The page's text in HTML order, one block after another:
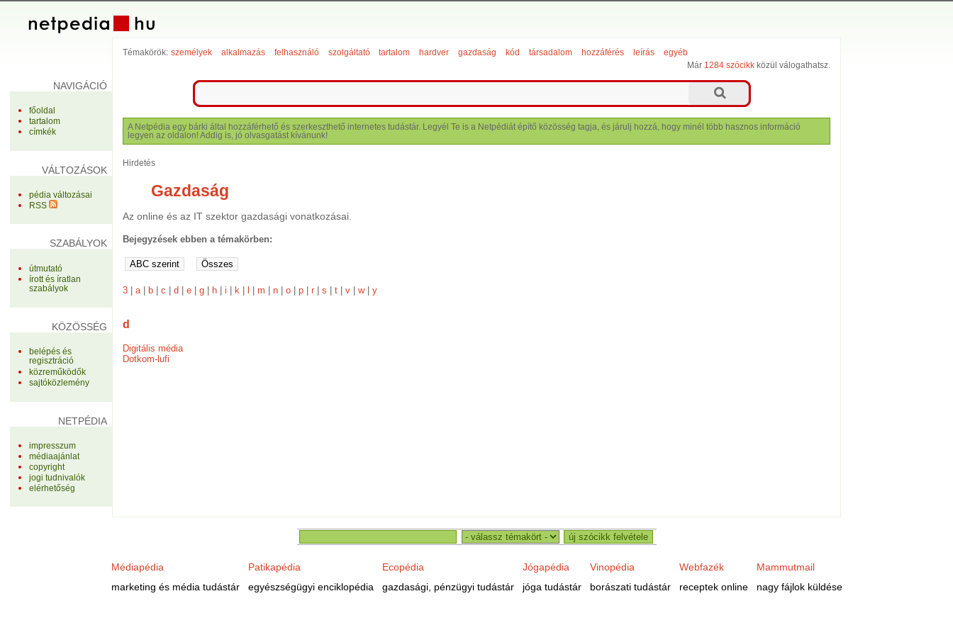
NAVIGÁCIÓ
főoldal
tartalom
címkék
VÁLTOZÁSOK
pédia változásai
RSS
SZABÁLYOK
útmutató
írott és íratlan
szabályok
KÖZÖSSÉG
belépés és
regisztráció
közreműködők
sajtóközlemény
NETPÉDIA
impresszum
médiaajánlat
copyright
jogi tudnivalók
elérhetőség
Témakörök: személyek alkalmazás felhasználó szolgáltató tartalom hardver gazdaság kód társadalom hozzáférés leírás
egyéb
Már 1284 szócikkközül válogathatsz.
A Netpédia egy bárki által hozzáférhető és szerkeszthető internetes tudástár. Legyél Te is a Netpédiát építő közösség tagja, és járulj hozzá, hogy minél több hasznos információ
legyen az oldalon! Addig is, jó olvasgatást kívánunk!
Hirdetés
Gazdaság
Az online és az IT szektor gazdasági vonatkozásai.
Bejegyzések ebben a témakörben:
3 |a |b |c |d |e |g | h |i |k |l |m |n |o |p |r |s |t |v |w|y
d
Digitális média
Dotkom-lufi
Médiapédia Patikapédia Ecopédia Jógapédia Vinopédia Webfazék
Mammutmail
marketing és média tudástár
egyészségügyi enciklopédia gazdasági, pénzügyi tudástár jóga tudástár borászati tudástár receptek online nagy fájlok küldése